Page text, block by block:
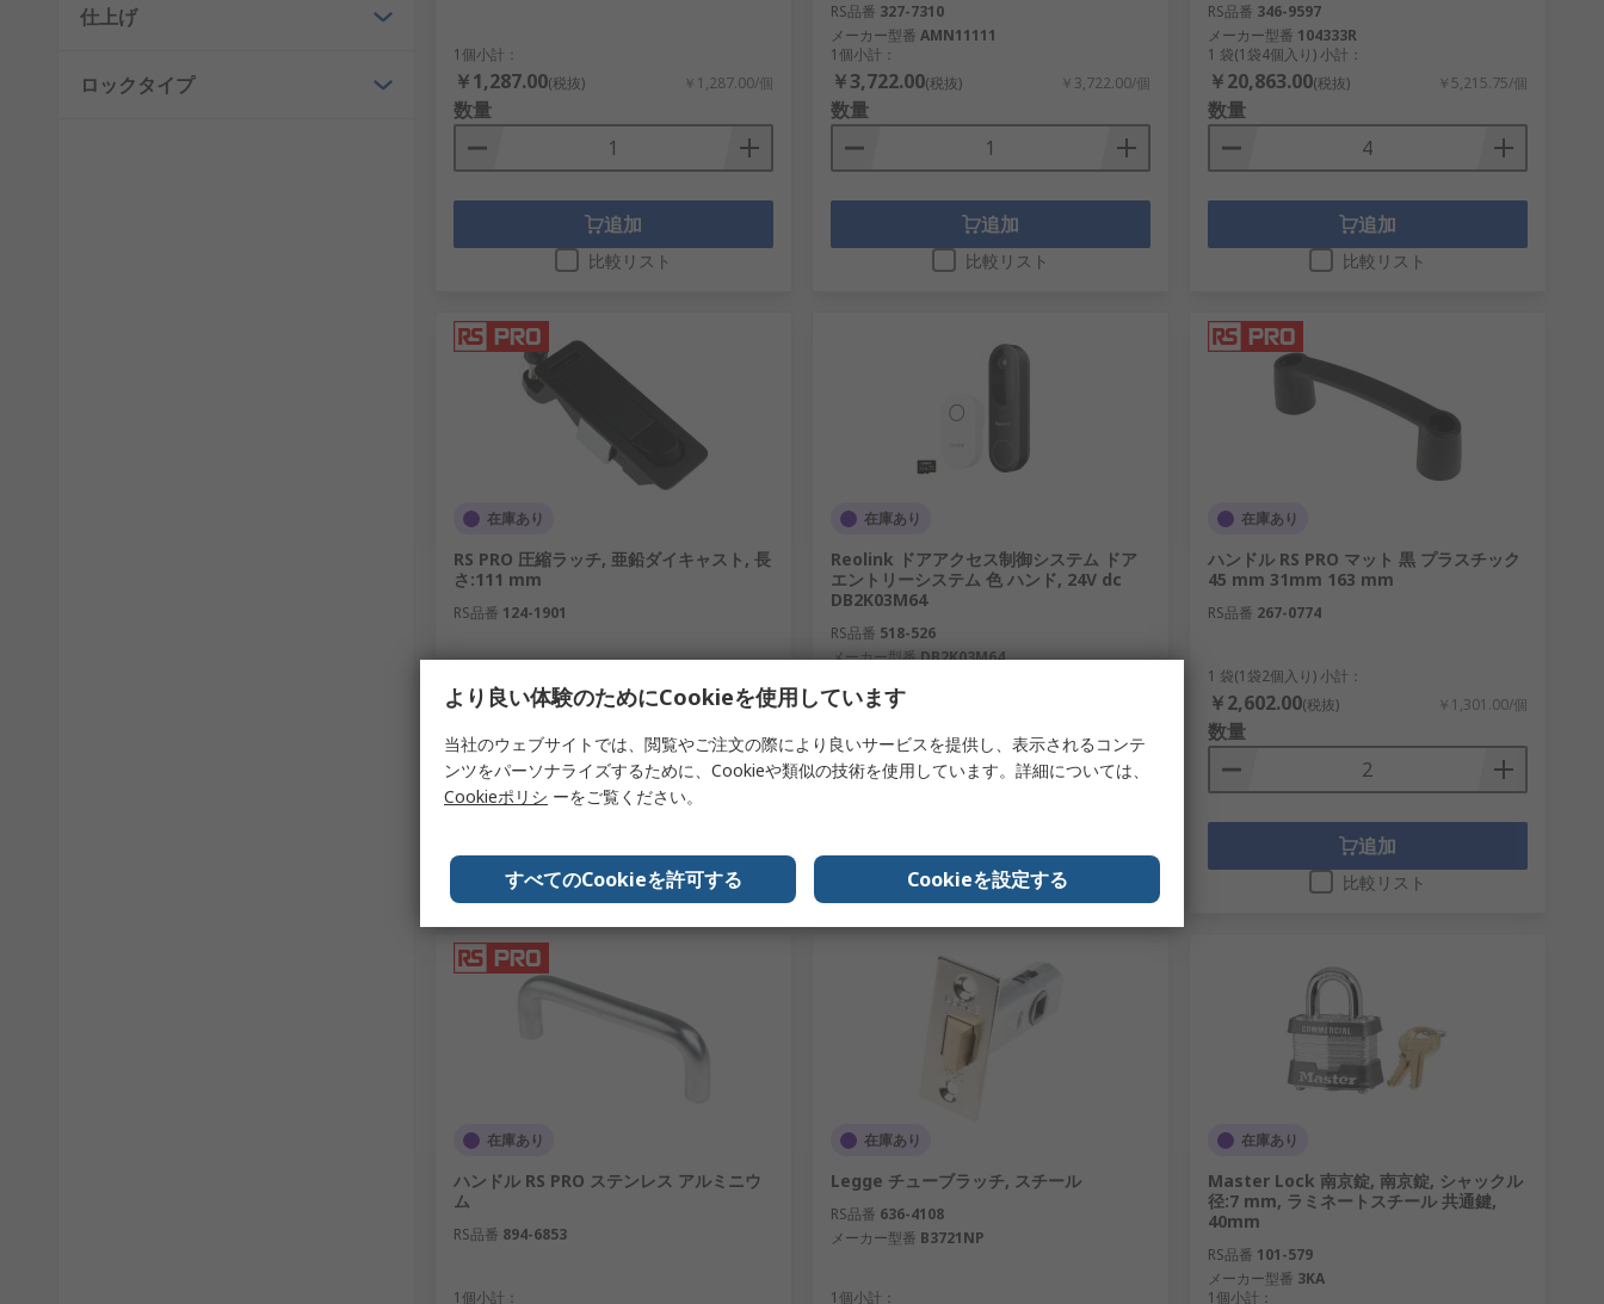
仕上げ
ロックタイプ
1個小計：
￥1,287.00(税抜) ￥1,287.00/個
数量
追加
比較リスト
RS品番 327-7310
メーカー型番 AMN11111
1個小計：
￥3,722.00(税抜) ￥3,722.00/個
数量
追加
比較リスト
RS品番 346-9597
メーカー型番 104333R
1 袋(1袋4個入り) 小計：
￥20,863.00(税抜) ￥5,215.75/個
数量
追加
比較リスト
在庫あり
RS PRO 圧縮ラッチ, 亜鉛ダイキャスト, 長
さ:111 mm
RS品番 124-1901
￥4,133.00(税抜) ￥4,133.00/個
数量
比較リスト
在庫あり
Reolink ドアアクセス制御システム ドア
エントリーシステム 色 ハンド, 24V dc
DB2K03M64
RS品番 518-526
メーカー型番DB2K03M64
￥28,580.00
数量
比較リスト
在庫あり
ハンドル RS PRO マット 黒 プラスチック
45 mm 31mm 163 mm
RS品番 267-0774
1 袋(1袋2個入り) 小計：
￥2,602.00(税抜) ￥1,301.00/個
数量
追加
比較リスト
在庫あり
ハンドル RS PRO ステンレス アルミニウ
ム
RS品番 894-6853
1個小計：
在庫あり
Legge チューブラッチ, スチール
RS品番 636-4108
メーカー型番 B3721NP
1個小計：
在庫あり
Master Lock 南京錠, 南京錠, シャックル
径:7 mm, ラミネートスチール 共通鍵,
40mm
RS品番 101-579
メーカー型番 3KA
1個小計：
より良い体験のためにCookieを使用しています
当社のウェブサイトでは、閲覧やご注文の際により良いサービスを提供し、表示されるコンテ
ンツをパーソナライズするために、Cookieや類似の技術を使用しています。詳細については、
Cookieポリシ ーをご覧ください。
すべてのCookieを許可する Cookieを設定する